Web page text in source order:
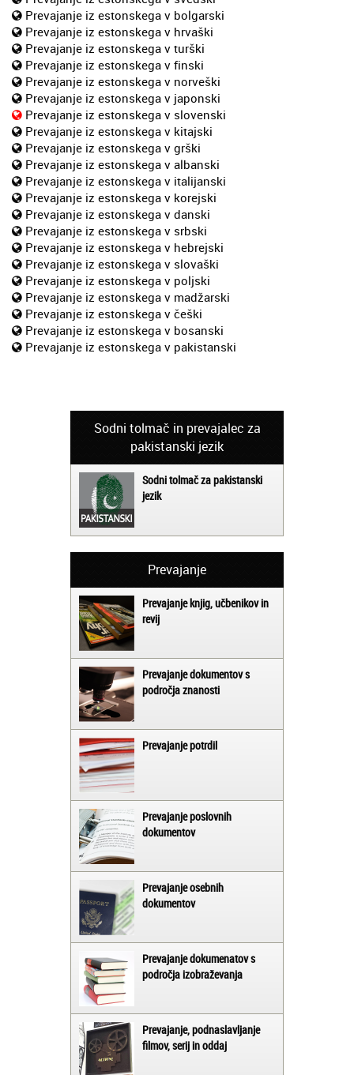
Prevajanje iz estonskega v bolgarski
Prevajanje iz estonskega v hrvaški
Prevajanje iz estonskega v turški
Prevajanje iz estonskega v finski
Prevajanje iz estonskega v norveški
Prevajanje iz estonskega v japonski
Prevajanje iz estonskega v slovenski
Prevajanje iz estonskega v kitajski
Prevajanje iz estonskega v grški
Prevajanje iz estonskega v albanski
Prevajanje iz estonskega v italijanski
Prevajanje iz estonskega v korejski
Prevajanje iz estonskega v danski
Prevajanje iz estonskega v srbski
Prevajanje iz estonskega v hebrejski
Prevajanje iz estonskega v slovaški
Prevajanje iz estonskega v poljski
Prevajanje iz estonskega v madžarski
Prevajanje iz estonskega v češki
Prevajanje iz estonskega v bosanski
Prevajanje iz estonskega v pakistanski
Sodni tolmač in prevajalec za
pakistanski jezik
Sodni tolmač za pakistanski
jezik
Prevajanje
Prevajanje knjig, učbenikov in
revij
Prevajanje dokumentov s
področja znanosti
Prevajanje potrdil
Prevajanje poslovnih
dokumentov
Prevajanje osebnih
dokumentov
Prevajanje dokumenatov s
področja izobraževanja
Prevajanje, podnaslavljanje
filmov, serij in oddaj